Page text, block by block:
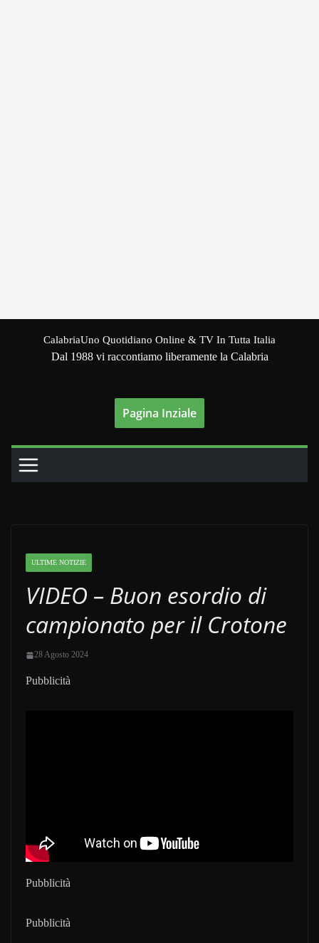
CalabriaUno Quotidiano Online & TV In Tutta Italia
Dal 1988 vi raccontiamo liberamente la Calabria
Pagina Inziale
ULTIME NOTIZIE
VIDEO – Buon esordio di
campionato per il Crotone
28 Agosto 2024
Pubblicità
Pubblicità
Pubblicità